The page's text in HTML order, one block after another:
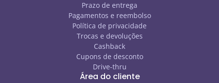
Prazo de entrega
Pagamentos e reembolso
Política de privacidade
Trocas e devoluções
Cashback
Cupons de desconto
Drive-thru
Área do cliente